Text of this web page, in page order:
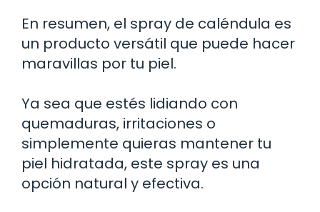
En resumen, el spray de caléndula es
un producto versátil que puede hacer
maravillas por tu piel.
Ya sea que estés lidiando con
quemaduras, irritaciones o
simplemente quieras mantener tu
piel hidratada, este spray es una
opción natural y efectiva.